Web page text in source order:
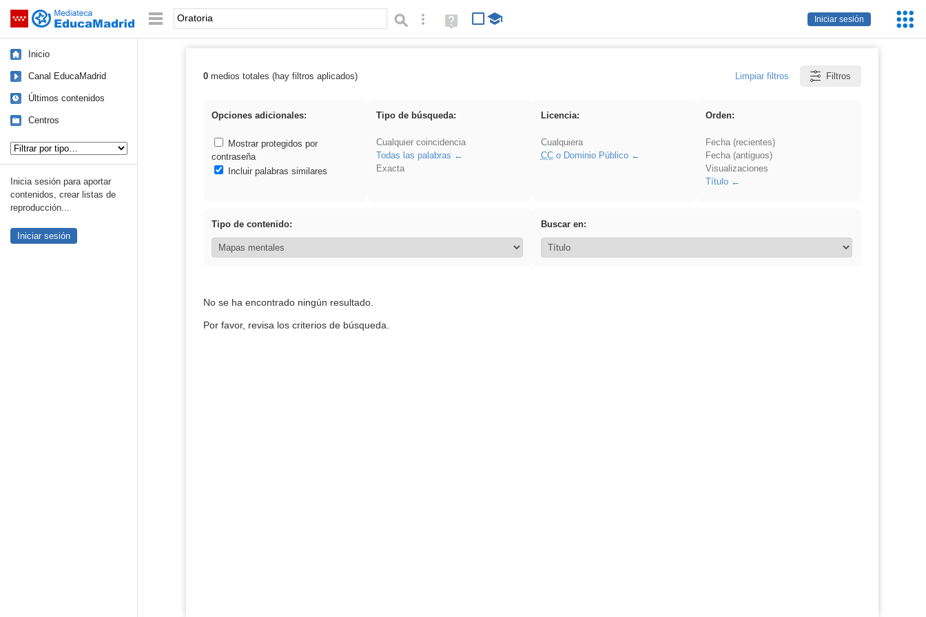
Saltar navegación
Iniciar sesión
Palabra o frase: Búsqueda avanzada
Ayuda
(en
Inicio
Canal EducaMadrid
Últimos contenidos
Centros
Inicia sesión para aportar
contenidos, crear listas de
reproducción...
Iniciar sesión
Resultados de: Oratoria
0medios totales (hay filtros aplicados) Limpiar filtros Filtros
Opciones adicionales:
Mostrar protegidos por
contraseña
Incluir palabras similares
Tipo de búsqueda:
Cualquier coincidencia
Todas las palabras
Exacta
Licencia:
Cualquiera
CCo Dominio Público
Orden:
Fecha (recientes)
Fecha (antiguos)
Visualizaciones
Título
Tipo de contenido: Buscar en:
No se ha encontrado ningún resultado.
Por favor, revisa los criterios de búsqueda.